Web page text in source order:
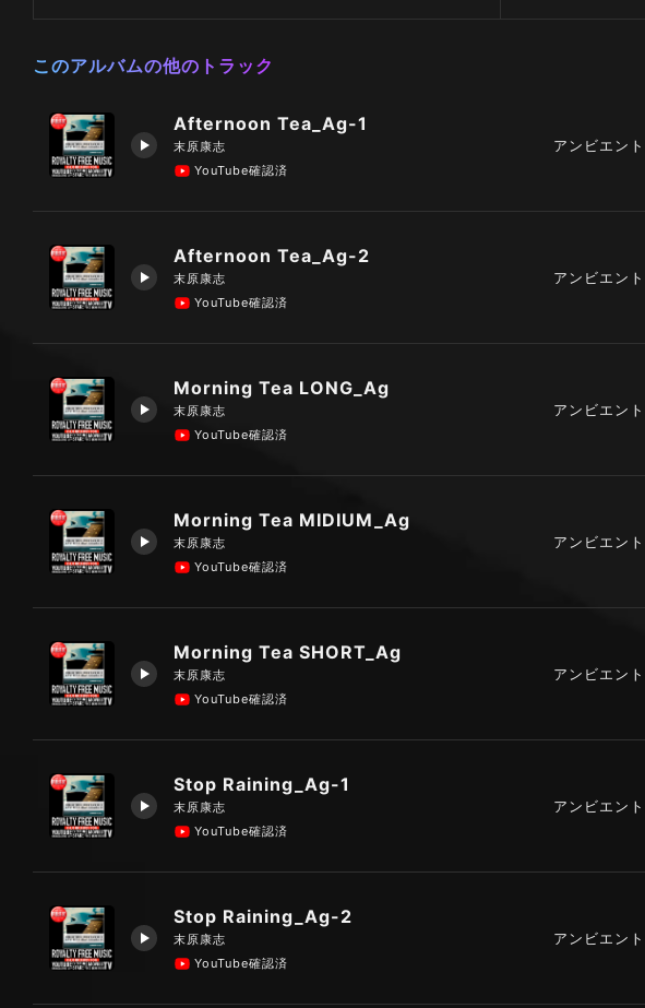
このアルバムの他のトラック
Afternoon Tea_Ag-1
末原康志
YouTube確認済
アンビエント
Afternoon Tea_Ag-2
末原康志
YouTube確認済
アンビエント
Morning Tea LONG_Ag
末原康志
YouTube確認済
アンビエント
Morning Tea MIDIUM_Ag
末原康志
YouTube確認済
アンビエント
Morning Tea SHORT_Ag
末原康志
YouTube確認済
アンビエント
Stop Raining_Ag-1
末原康志
YouTube確認済
アンビエント
Stop Raining_Ag-2
末原康志
YouTube確認済
アンビエント